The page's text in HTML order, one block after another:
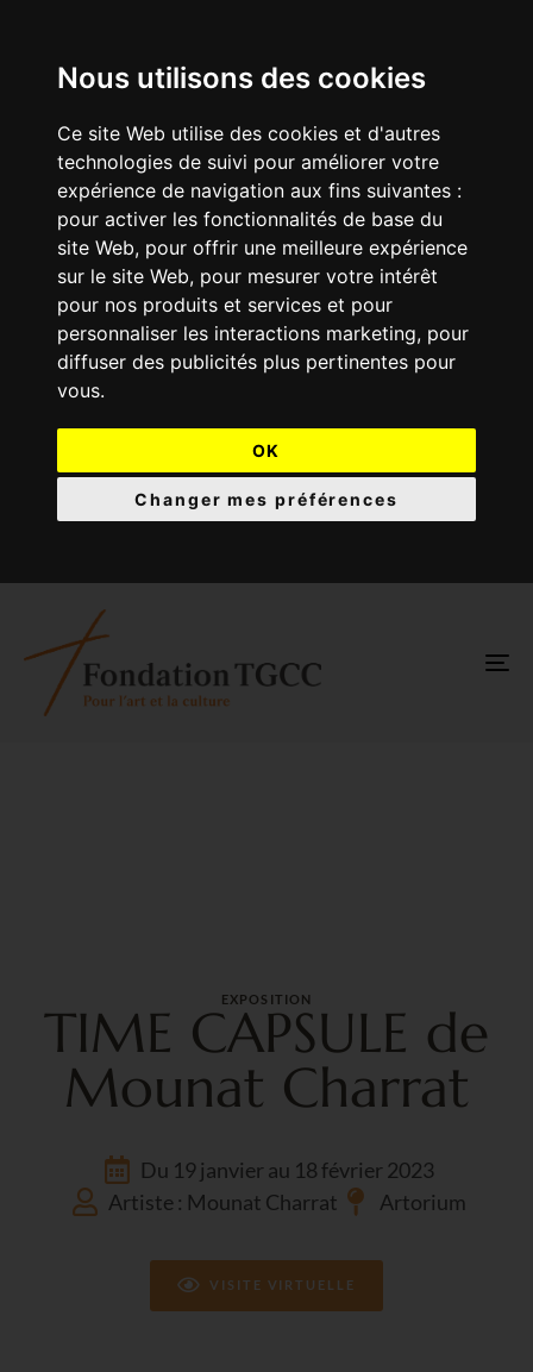
Nous utilisons des cookies
Ce site Web utilise des cookies et d'autres
technologies de suivi pour améliorer votre
expérience de navigation aux fins suivantes :
pour activer les fonctionnalités de base du
site Web, pour offrir une meilleure expérience
sur le site Web, pour mesurer votre intérêt
pour nos produits et services et pour
personnaliser les interactions marketing, pour
diffuser des publicités plus pertinentes pour
vous.
OK
Changer mes préférences
EXPOSITION
TIME CAPSULE de
Mounat Charrat
Du 19 janvier au 18 février 2023
Artiste : Mounat Charrat
Artorium
VISITE VIRTUELLE